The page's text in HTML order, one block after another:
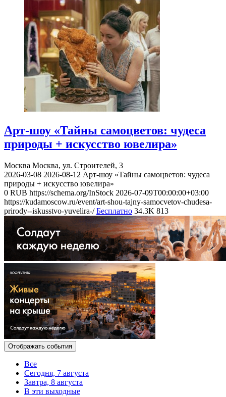
Арт-шоу «Тайны самоцветов: чудеса
природы + искусство ювелира»
Москва Москва, ул. Строителей, 3
2026-03-08 2026-08-12 Арт-шоу «Тайны самоцветов: чудеса
природы + искусство ювелира»
0 RUB https://schema.org/InStock 2026-07-09T00:00:00+03:00
https://kudamoscow.ru/event/art-shou-tajny-samocvetov-chudesa-
prirody--iskusstvo-yuvelira-/ Бесплатно 34.3K 813
Отображать события
Все
Сегодня, 7 августа
Завтра, 8 августа
В эти выходные